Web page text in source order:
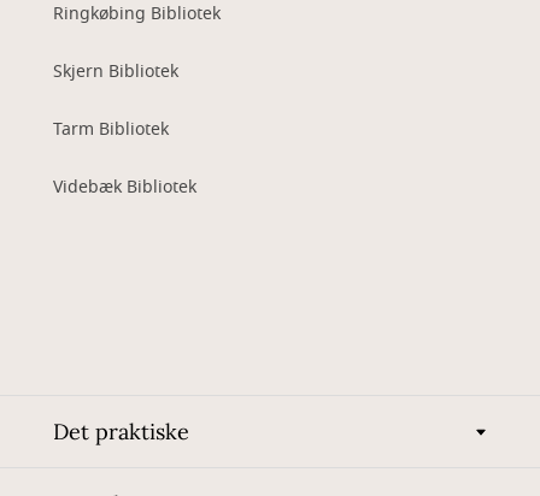
Ringkøbing Bibliotek
Skjern Bibliotek
Tarm Bibliotek
Videbæk Bibliotek
Det praktiske